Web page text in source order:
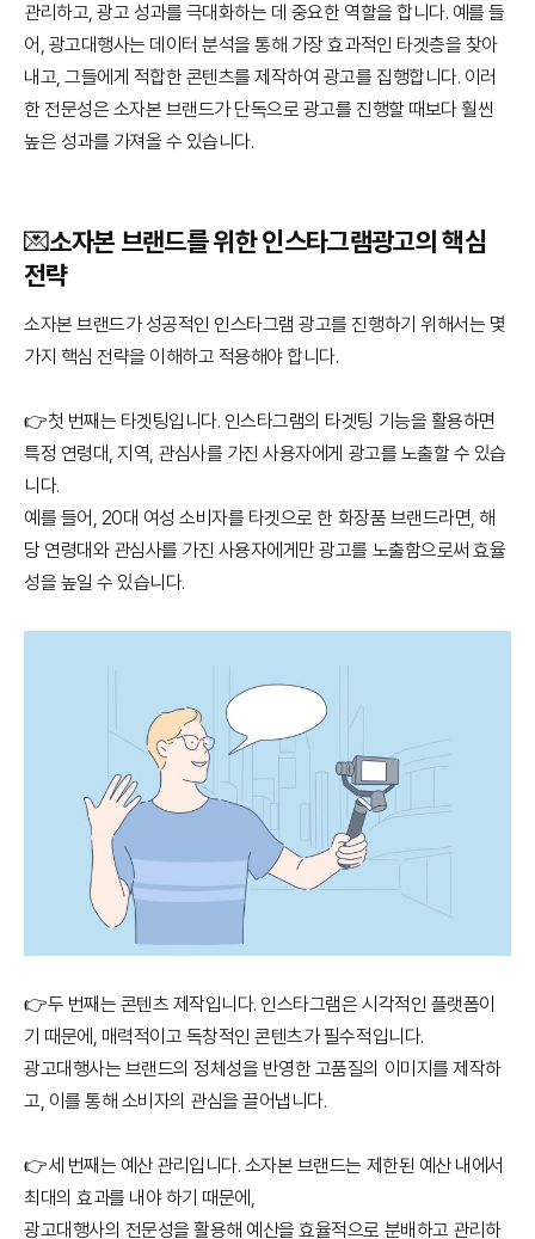
관리하고, 광고 성과를 극대화하는 데 중요한 역할을 합니다. 예를 들
어, 광고대행사는 데이터 분석을 통해 가장 효과적인 타겟층을 찾아
내고, 그들에게 적합한 콘텐츠를 제작하여 광고를 집행합니다. 이러
한 전문성은 소자본 브랜드가 단독으로 광고를 진행할 때보다 훨씬
높은 성과를 가져올 수 있습니다.
💌소자본 브랜드를 위한 인스타그램광고의 핵심
전략
소자본 브랜드가 성공적인 인스타그램 광고를 진행하기 위해서는 몇
가지 핵심 전략을 이해하고 적용해야 합니다.
👉첫 번째는 타겟팅입니다. 인스타그램의 타겟팅 기능을 활용하면
특정 연령대, 지역, 관심사를 가진 사용자에게 광고를 노출할 수 있습
니다.
예를 들어, 20대 여성 소비자를 타겟으로 한 화장품 브랜드라면, 해
당 연령대와 관심사를 가진 사용자에게만 광고를 노출함으로써 효율
성을 높일 수 있습니다.
👉두 번째는 콘텐츠 제작입니다. 인스타그램은 시각적인 플랫폼이
기 때문에, 매력적이고 독창적인 콘텐츠가 필수적입니다.
광고대행사는 브랜드의 정체성을 반영한 고품질의 이미지를 제작하
고, 이를 통해 소비자의 관심을 끌어냅니다.
👉세 번째는 예산 관리입니다. 소자본 브랜드는 제한된 예산 내에서
최대의 효과를 내야 하기 때문에,
광고대행사의 전문성을 활용해 예산을 효율적으로 분배하고 관리하